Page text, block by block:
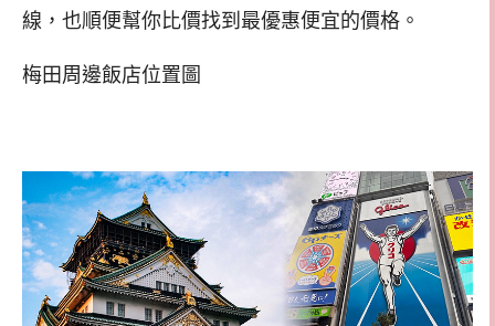
線，也順便幫你比價找到最優惠便宜的價格。
梅田周邊飯店位置圖